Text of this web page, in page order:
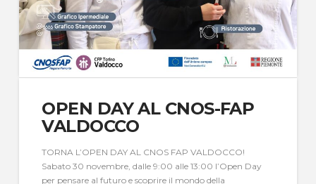
OPEN DAY AL CNOS-FAP
VALDOCCO
TORNA L’OPEN DAY AL CNOS FAP VALDOCCO!
Sabato 30 novembre, dalle 9:00 alle 13:00 l’Open Day
per pensare al futuro e scoprire il mondo della